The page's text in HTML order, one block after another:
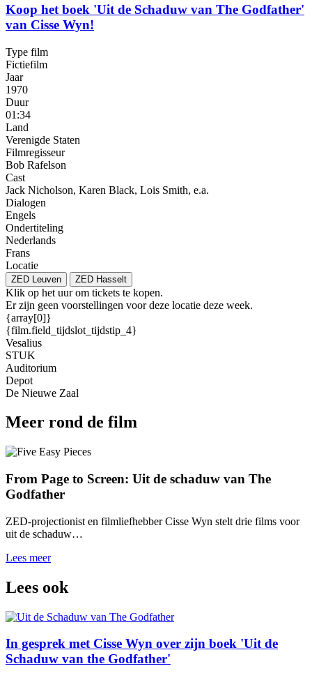
Koop het boek 'Uit de Schaduw van The Godfather'
van Cisse Wyn!
Type film
Fictiefilm
Jaar
1970
Duur
01:34
Land
Verenigde Staten
Filmregisseur
Bob Rafelson
Cast
Jack Nicholson, Karen Black, Lois Smith, e.a.
Dialogen
Engels
Ondertiteling
Nederlands
Frans
Locatie
ZED Leuven ZED Hasselt
Klik op het uur om tickets te kopen.
Er zijn geen voorstellingen voor deze locatie deze week.
{array[0]}
{film.field_tijdslot_tijdstip_4}
Vesalius
STUK
Auditorium
Depot
De Nieuwe Zaal
Meer rond de film
From Page to Screen: Uit de schaduw van The
Godfather
ZED-projectionist en filmliefhebber Cisse Wyn stelt drie films voor
uit de schaduw…
Lees meer
Lees ook
In gesprek met Cisse Wyn over zijn boek 'Uit de
Schaduw van the Godfather'